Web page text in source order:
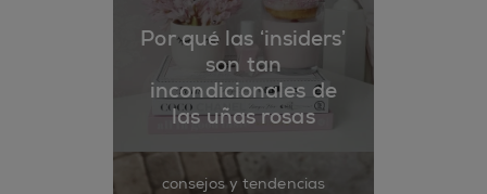
Por qué las ‘insiders’
son tan
incondicionales de
las uñas rosas
consejos y tendencias